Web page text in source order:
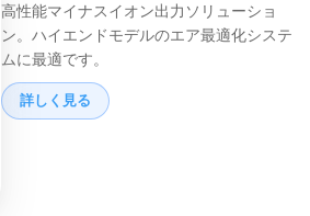
高性能マイナスイオン出力ソリューショ
ン。ハイエンドモデルのエア最適化システ
ムに最適です。
詳しく見る